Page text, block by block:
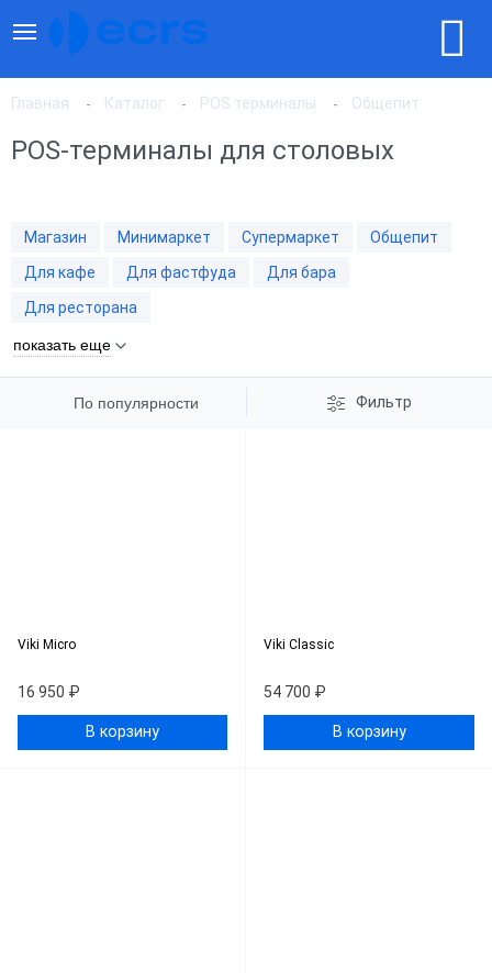
Главная Каталог POS терминалы Общепит
POS-терминалы для столовых
Магазин Минимаркет Супермаркет
Общепит
Для кафе
Для фастфуда
Для бара
Для ресторана
показать еще
По популярности Фильтр
По цене, по возрастанию
Viki Micro
16 950 ₽
В корзину
Viki Classic
54 700 ₽
В корзину